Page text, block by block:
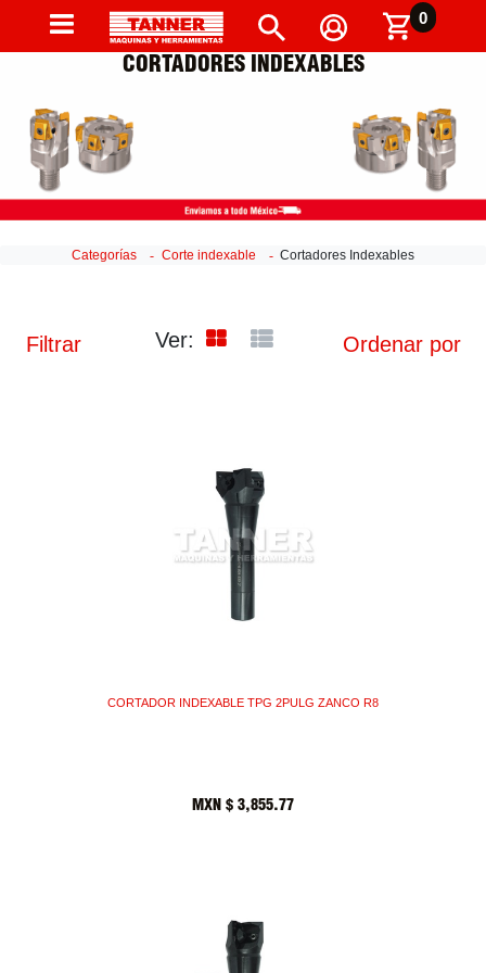
0
CORTADORES INDEXABLES
Categorías Corte indexable Cortadores Indexables
Ver: Ordenar por
Filtrar
CORTADOR INDEXABLE TPG 2PULG ZANCO R8
MXN $ 3,855.77